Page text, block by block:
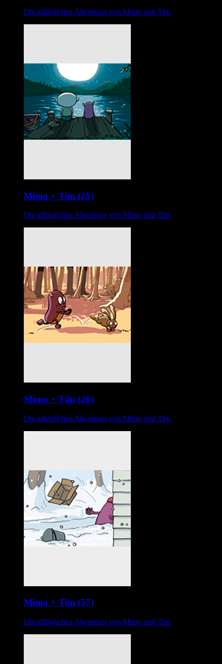
Die alltäglichen Abenteuer von Mimo und Tim.
Mimo + Tim (25)
Die alltäglichen Abenteuer von Mimo und Tim.
Mimo + Tim (26)
Die alltäglichen Abenteuer von Mimo und Tim.
Mimo + Tim (57)
Die alltäglichen Abenteuer von Mimo und Tim.